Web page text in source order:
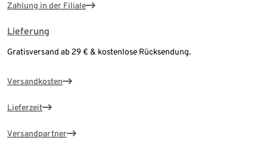
Zahlung in der Filiale
Lieferung
Gratisversand ab 29 € & kostenlose Rücksendung.
Versandkosten
Lieferzeit
Versandpartner